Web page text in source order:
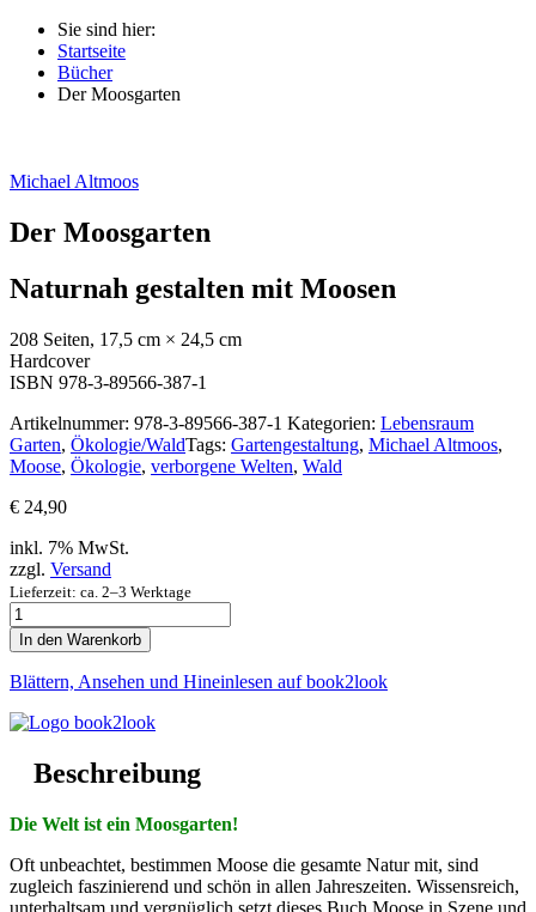
Sie sind hier:
Startseite
Bücher
Der Moosgarten
Michael Altmoos
Der Moosgarten
Naturnah gestalten mit Moosen
208 Seiten, 17,5 cm × 24,5 cm
Hardcover
ISBN 978-3-89566-387-1
Artikelnummer: 978-3-89566-387-1 Kategorien: Lebensraum
Garten, Ökologie/WaldTags: Gartengestaltung, Michael Altmoos,
Moose, Ökologie, verborgene Welten, Wald
€ 24,90
inkl. 7% MwSt.
zzgl. Versand
Lieferzeit: ca. 2–3 Werktage
Der
Moosgarten
Menge
In den Warenkorb
Blättern, Ansehen und Hineinlesen auf book2look
Beschreibung
Die Welt ist ein Moosgarten!
Oft unbeachtet, bestimmen Moose die gesamte Natur mit, sind
zugleich faszinierend und schön in allen Jahreszeiten. Wissensreich,
unterhaltsam und vergnüglich setzt dieses Buch Moose in Szene und